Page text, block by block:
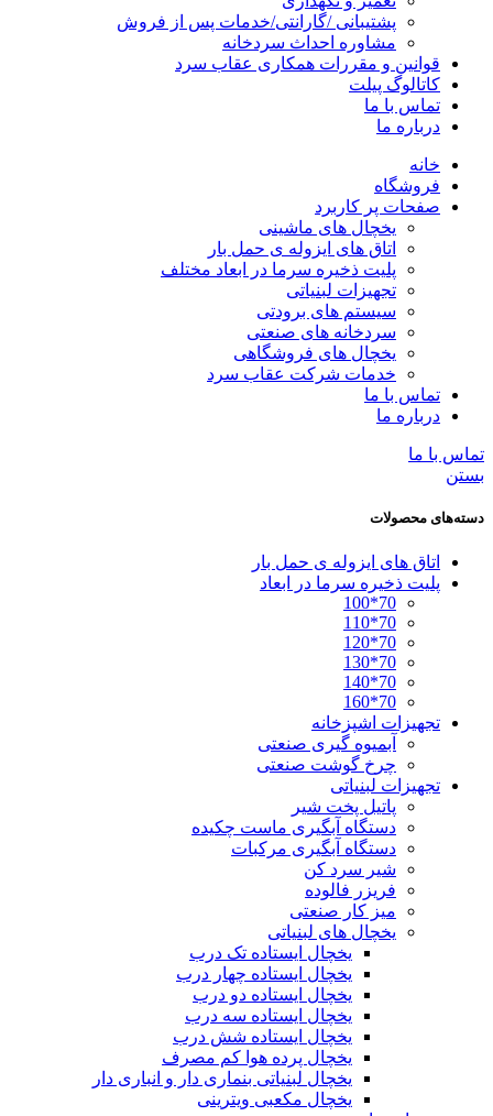
پشتیبانی /گارانتی/خدمات پس از فروش
مشاوره احداث سردخانه
قوانین و مقررات همکاری عقاب سرد
کاتالوگ پیلت
تماس با ما
درباره ما
خانه
فروشگاه
صفحات پر کاربرد
یخچال های ماشینی
اتاق های ایزوله ی حمل بار
پلیت ذخیره سرما در ابعاد مختلف
تجهیزات لبنیاتی
سیستم های برودتی
سردخانه های صنعتی
یخچال های فروشگاهی
خدمات شرکت عقاب سرد
تماس با ما
درباره ما
تماس با ما
بستن
دسته‌های محصولات
اتاق های ایزوله ی حمل بار
پلیت ذخیره سرما در ابعاد
70*100
70*110
70*120
70*130
70*140
70*160
تجهیزات اشپزخانه
آبمیوه گیری صنعتی
چرخ گوشت صنعتی
تجهیزات لبنیاتی
پاتیل پخت شیر
دستگاه آبگیری ماست چکیده
دستگاه آبگیری مرکبات
شیر سرد کن
فریزر فالوده
میز کار صنعتی
یخچال های لبنیاتی
یخچال ایستاده تک درب
یخچال ایستاده چهار درب
یخچال ایستاده دو درب
یخچال ایستاده سه درب
یخچال ایستاده شش درب
یخچال پرده هوا کم مصرف
یخچال لبنیاتی بنماری دار و انباری دار
یخچال مکعبی ویترینی